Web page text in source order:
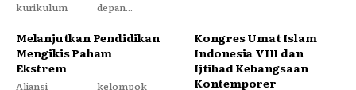
kurikulum
depan...
Melanjutkan Pendidikan
Mengikis Paham
Ekstrem
Aliansi
kelompok
Kongres Umat Islam
Indonesia VIII dan
Ijtihad Kebangsaan
Kontemporer